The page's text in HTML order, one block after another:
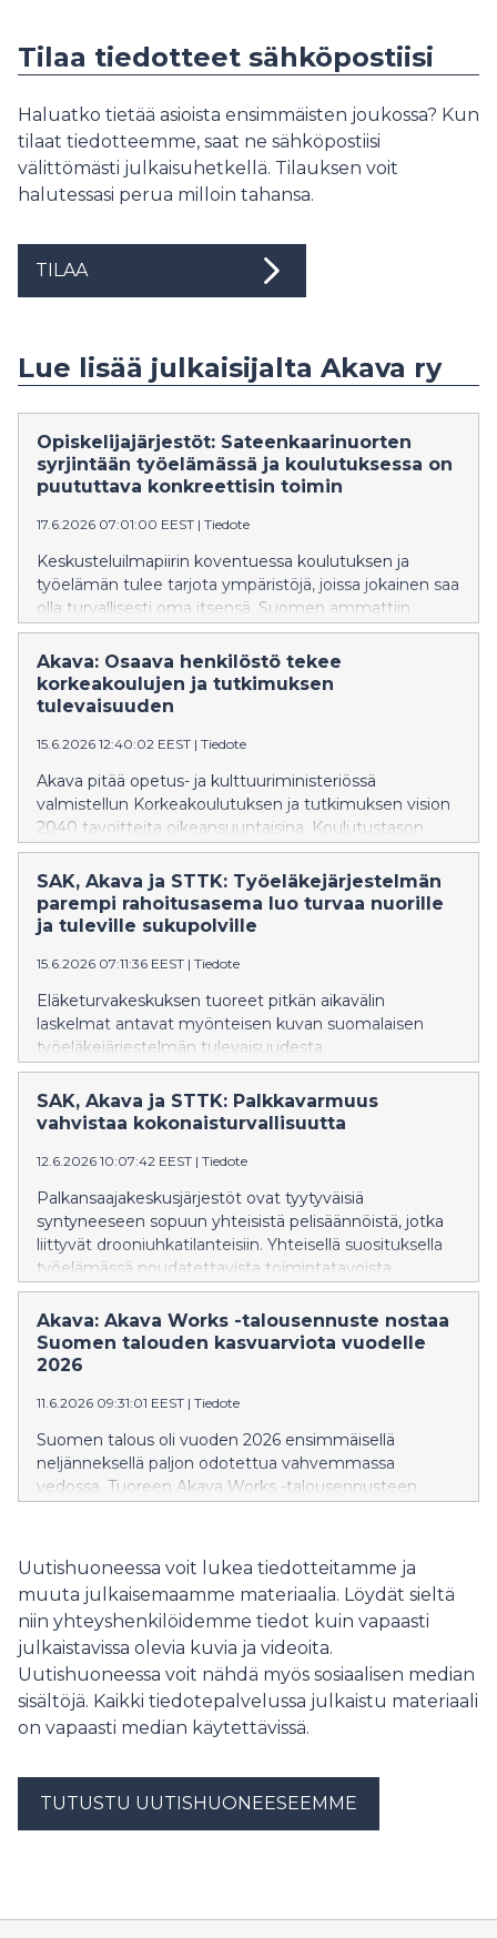
Tilaa tiedotteet sähköpostiisi
Haluatko tietää asioista ensimmäisten joukossa? Kun
tilaat tiedotteemme, saat ne sähköpostiisi
välittömästi julkaisuhetkellä. Tilauksen voit
halutessasi perua milloin tahansa.
TILAA
Lue lisää julkaisijalta Akava ry
Opiskelijajärjestöt: Sateenkaarinuorten
syrjintään työelämässä ja koulutuksessa on
puututtava konkreettisin toimin
17.6.2026 07:01:00 EEST | Tiedote
Keskusteluilmapiirin koventuessa koulutuksen ja
työelämän tulee tarjota ympäristöjä, joissa jokainen saa
olla turvallisesti oma itsensä. Suomen ammattiin
opiskelevien liitto SAKKI ry, Akavan opiskelijat ja STTK-
Opiskelijat vaativat työelämään konkreettisia toimia
syrjinnän ehkäisemiseksi ja yhdenvertaisuuden
edistämiseksi, kuten esihenkilöiden kouluttamista ja
Akava: Osaava henkilöstö tekee
korkeakoulujen ja tutkimuksen
tulevaisuuden
15.6.2026 12:40:02 EEST | Tiedote
Akava pitää opetus- ja kulttuuriministeriössä
valmistellun Korkeakoulutuksen ja tutkimuksen vision
2040 tavoitteita oikeansuuntaisina. Koulutustason
nostaminen, laadun vahvistaminen, tieteen vapauden
turvaaminen sekä jatkuvan oppimisen kehittäminen
ovat välttämättömiä toimia Suomen sivistyksen,
kilpailukyvyn ja kestävän kasvun vahvistamiseksi.
pitkäjänteisiä investointeja ja riittäviä resursseja.
SAK, Akava ja STTK: Työeläkejärjestelmän
parempi rahoitusasema luo turvaa nuorille
ja tuleville sukupolville
15.6.2026 07:11:36 EEST | Tiedote
Eläketurvakeskuksen tuoreet pitkän aikavälin
laskelmat antavat myönteisen kuvan suomalaisen
työeläkejärjestelmän tulevaisuudesta.
Työeläkemaksujen sovittua kehitystä se ei muuta,
mutta parantuneet näkymät vahvistavat
mahdollisuuksia varautua tulevaan, toteavat
SAK, Akava ja STTK: Palkkavarmuus
vahvistaa kokonaisturvallisuutta
12.6.2026 10:07:42 EEST | Tiedote
Palkansaajakeskusjärjestöt ovat tyytyväisiä
syntyneeseen sopuun yhteisistä pelisäännöistä, jotka
liittyvät drooniuhkatilanteisiin. Yhteisellä suosituksella
työelämässä noudatettavista toimintatavoista
vahvistetaan kokonaisturvallisuutta.
Akava: Akava Works -talousennuste nostaa
Suomen talouden kasvuarviota vuodelle
2026
11.6.2026 09:31:01 EEST | Tiedote
Suomen talous oli vuoden 2026 ensimmäisellä
neljänneksellä paljon odotettua vahvemmassa
vedossa. Tuoreen Akava Works -talousennusteen
kohentua aikaisintaan syksyllä 2026.
Uutishuoneessa voit lukea tiedotteitamme ja
muuta julkaisemaamme materiaalia. Löydät sieltä
niin yhteyshenkilöidemme tiedot kuin vapaasti
julkaistavissa olevia kuvia ja videoita.
Uutishuoneessa voit nähdä myös sosiaalisen median
sisältöjä. Kaikki tiedotepalvelussa julkaistu materiaali
on vapaasti median käytettävissä.
TUTUSTU UUTISHUONEESEEMME